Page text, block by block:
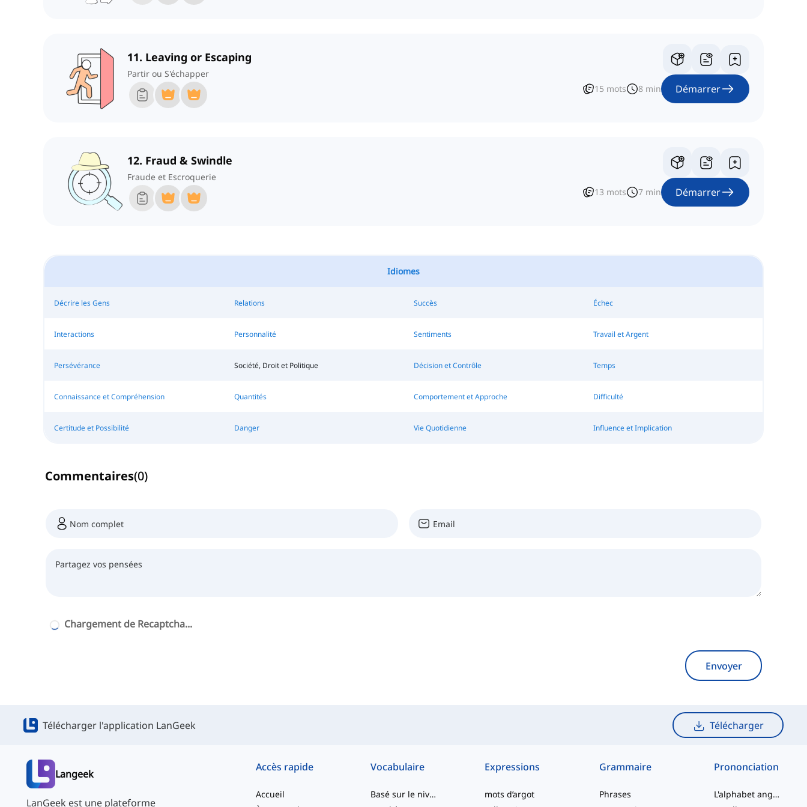
11. Leaving or Escaping
Partir ou S'échapper
15 mots 8 min Démarrer
12. Fraud & Swindle
Fraude et Escroquerie
13 mots 7 min Démarrer
Idiomes
Décrire les Gens Relations Succès Échec
Interactions Personnalité Sentiments Travail et Argent
Persévérance Société, Droit et Politique Décision et Contrôle Temps
Connaissance et Compréhension Quantités Comportement et Approche Difficulté
Certitude et Possibilité Danger Vie Quotidienne Influence et Implication
Commentaires(0)
Chargement de Recaptcha...
Envoyer
Télécharger l'application LanGeek Télécharger
Langeek
LanGeek est une plateforme
Accès rapide
Accueil
Vocabulaire
Basé sur le niveau
Expressions
mots d’argot
Grammaire
Phrases
Prononciation
L'alphabet anglais